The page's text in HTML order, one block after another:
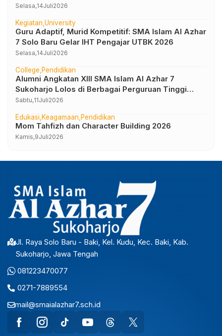
Selasa,14Juli2026
Kegiatan University
Guru Adaptif, Murid Kompetitif: SMA Islam Al Azhar
7 Solo Baru Gelar IHT Pengajar UTBK 2026
Selasa,14Juli2026
College Pendidikan
Alumni Angkatan XIII SMA Islam Al Azhar 7
Sukoharjo Lolos di Berbagai Perguruan Tinggi
Negeri dan Luar Negeri
Sabtu,11Juli2026
Edukasi Keagamaan Pendidikan
Mom Tahfizh dan Character Building 2026
Kamis,9Juli2026
Jl. Raya Solo Baru - Baki, Kel. Kudu, Kec. Baki, Kab.
Sukoharjo, Jawa Tengah
081223470077
0271-7889554
mail@smaialazhar7.sch.id